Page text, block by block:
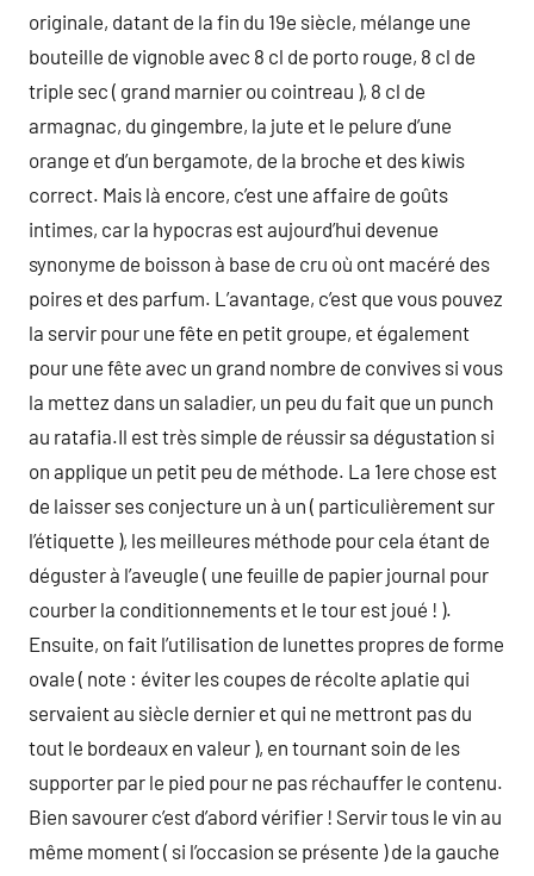
originale, datant de la fin du 19e siècle, mélange une
bouteille de vignoble avec 8 cl de porto rouge, 8 cl de
triple sec ( grand marnier ou cointreau ), 8 cl de
armagnac, du gingembre, la jute et le pelure d’une
orange et d’un bergamote, de la broche et des kiwis
correct. Mais là encore, c’est une affaire de goûts
intimes, car la hypocras est aujourd’hui devenue
synonyme de boisson à base de cru où ont macéré des
poires et des parfum. L’avantage, c’est que vous pouvez
la servir pour une fête en petit groupe, et également
pour une fête avec un grand nombre de convives si vous
la mettez dans un saladier, un peu du fait que un punch
au ratafia.Il est très simple de réussir sa dégustation si
on applique un petit peu de méthode. La 1ere chose est
de laisser ses conjecture un à un ( particulièrement sur
l’étiquette ), les meilleures méthode pour cela étant de
déguster à l’aveugle ( une feuille de papier journal pour
courber la conditionnements et le tour est joué ! ).
Ensuite, on fait l’utilisation de lunettes propres de forme
ovale ( note : éviter les coupes de récolte aplatie qui
servaient au siècle dernier et qui ne mettront pas du
tout le bordeaux en valeur ), en tournant soin de les
supporter par le pied pour ne pas réchauffer le contenu.
Bien savourer c’est d’abord vérifier ! Servir tous le vin au
même moment ( si l’occasion se présente ) de la gauche